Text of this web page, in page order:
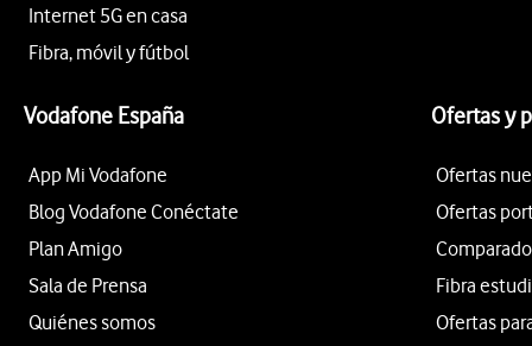
Internet 5G en casa
Fibra, móvil y fútbol
Vodafone España
App Mi Vodafone
Blog Vodafone Conéctate
Plan Amigo
Sala de Prensa
Quiénes somos
Ofertas y
Ofertas
Ofertas
Fibra
Ofertas